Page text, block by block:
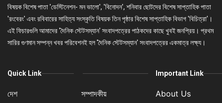
বিষয়ক বিশেষ পাতা 'ডেস্টিনেশন- মন ভালো', 'বিনোদন', শনিবার ছোটদের বিশেষ সাপ্তাহিক পাতা
'রংবেরং' এবং রবিবারের সাহিত্য সংস্কৃতি বিষয়ক তিন পৃষ্ঠার বিশেষ সাপ্তাহিক বিভাগ 'বিচিত্রা'।
এই ফিচারগুলি আমাদের 'দৈনিক স্টেটসম্যান' সংবাদপত্রের পাঠকদের কাছে খুবই জনপ্রিয়। প্রথম
সারির গুণমান সম্পন্ন খবর পরিবেশনই হল 'দৈনিক স্টেটসম্যান' সংবাদপত্রের একমাত্র লক্ষ্য।
Quick Link
দেশ সম্পাদকীয়
Important Link
About Us